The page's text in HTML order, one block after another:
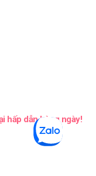
Khớp Cao Su L-095
hấp dẫn hàng ngày!